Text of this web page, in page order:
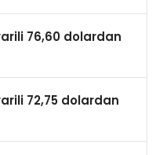
76,60 dolardan
72,75 dolardan